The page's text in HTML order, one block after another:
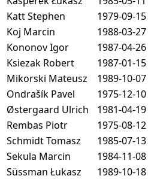
Katt Stephen
1979-09-15
Koj Marcin
1988-03-27
Kononov Igor
1987-04-26
Ksiezak Robert
1987-01-15
Mikorski Mateusz
1989-10-07
Ondrašík Pavel
1975-12-10
Østergaard Ulrich
1981-04-19
Rembas Piotr
1975-08-12
Schmidt Tomasz
1985-07-13
Sekula Marcin
1984-11-08
Süssman Łukasz
1989-10-18